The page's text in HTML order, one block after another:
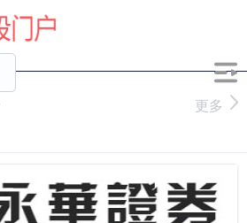
更多